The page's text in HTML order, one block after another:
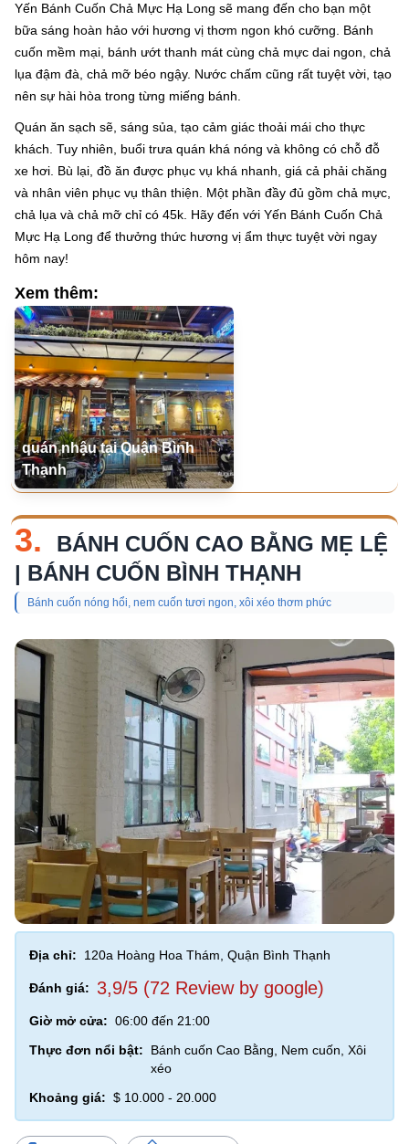
Yến Bánh Cuốn Chả Mực Hạ Long sẽ mang đến cho bạn một
bữa sáng hoàn hảo với hương vị thơm ngon khó cưỡng. Bánh
cuốn mềm mại, bánh ướt thanh mát cùng chả mực dai ngon, chả
lụa đậm đà, chả mỡ béo ngậy. Nước chấm cũng rất tuyệt vời, tạo
nên sự hài hòa trong từng miếng bánh.
Quán ăn sạch sẽ, sáng sủa, tạo cảm giác thoải mái cho thực
khách. Tuy nhiên, buổi trưa quán khá nóng và không có chỗ đỗ
xe hơi. Bù lại, đồ ăn được phục vụ khá nhanh, giá cả phải chăng
và nhân viên phục vụ thân thiện. Một phần đầy đủ gồm chả mực,
chả lụa và chả mỡ chỉ có 45k. Hãy đến với Yến Bánh Cuốn Chả
Mực Hạ Long để thưởng thức hương vị ẩm thực tuyệt vời ngay
hôm nay!
Xem thêm:
quán nhậu tại Quận Bình
Thạnh
3.
BÁNH CUỐN CAO BẰNG MẸ LỆ
| BÁNH CUỐN BÌNH THẠNH
Bánh cuốn nóng hổi, nem cuốn tươi ngon, xôi xéo thơm phức
Địa chỉ: 120a Hoàng Hoa Thám, Quận Bình Thạnh
Đánh giá: 3,9/5 (72 Review by google)
Giờ mở cửa: 06:00 đến 21:00
Thực đơn nổi bật:
Bánh cuốn Cao Bằng, Nem cuốn, Xôi
xéo
Khoảng giá: $ 10.000 - 20.000